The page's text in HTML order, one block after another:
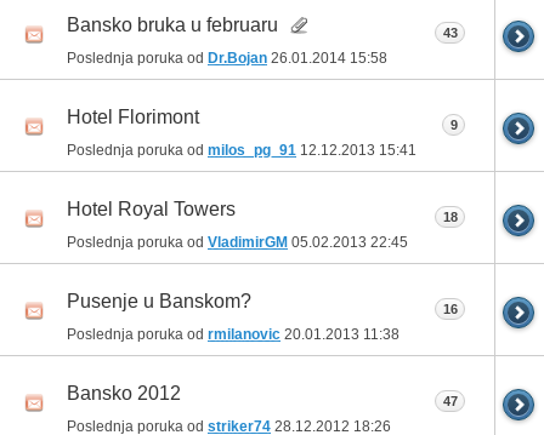
Bansko bruka u februaru
Poslednja poruka od Dr.Bojan 26.01.2014 15:58
43
Hotel Florimont
Poslednja poruka od milos_pg_91 12.12.2013 15:41
9
Hotel Royal Towers
Poslednja poruka od VladimirGM 05.02.2013 22:45
18
Pusenje u Banskom?
Poslednja poruka od rmilanovic 20.01.2013 11:38
16
Bansko 2012
Poslednja poruka od striker74 28.12.2012 18:26
47